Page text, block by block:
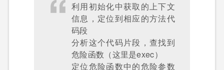
利用初始化中获取的上下文
信息，定位到相应的方法代
码段
分析这个代码片段，查找到
危险函数（这里是exec）
定位危险函数中的危险参数